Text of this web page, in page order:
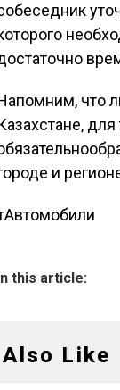
что
и
Автомобили
this article:
Like